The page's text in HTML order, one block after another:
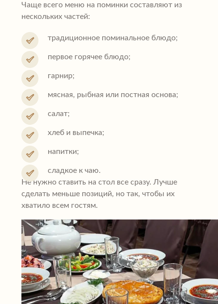
Чаще всего меню на поминки составляют из
нескольких частей:
традиционное поминальное блюдо;
первое горячее блюдо;
гарнир;
мясная, рыбная или постная основа;
салат;
хлеб и выпечка;
напитки;
сладкое к чаю.
Не нужно ставить на стол все сразу. Лучше
сделать меньше позиций, но так, чтобы их
хватило всем гостям.